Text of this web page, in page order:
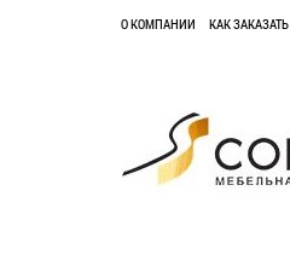
О КОМПАНИИ КАК ЗАКАЗАТЬ